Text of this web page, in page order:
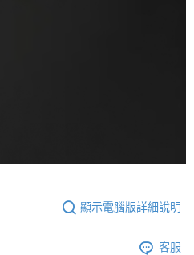
顯示電腦版詳細說明
客服